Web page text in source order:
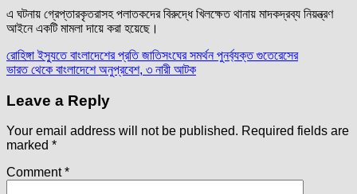
এ ঘটনায় গ্রেপ্তারকৃতরাসহ পলাতকদের বিরুদ্ধে খিলক্ষেত থানায় মাদকদ্রব্য নিয়ন্ত্রণ
আইনে একটি মামলা দায়ে করা হয়েছে।
Post
navigation
রোহিঙ্গা ইস্যুতে বাংলাদেশের প্রতি জাতিসংঘের সমর্থন পুনর্ব্যক্ত গুতেরেসের
ভারত থেকে বাংলাদেশে অনুপ্রবেশ, ৩ নারী আটক
Leave a Reply
Your email address will not be published. Required fields are
marked *
Comment*